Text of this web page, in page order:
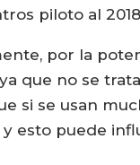
piloto al
por la
que no se
si se usan
esto puede